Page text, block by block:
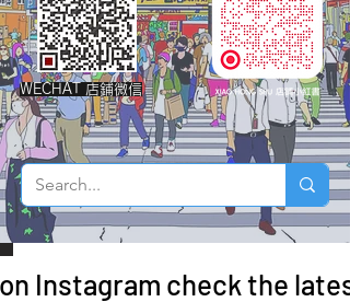
WECHAT 店鋪微信
Instagram check the